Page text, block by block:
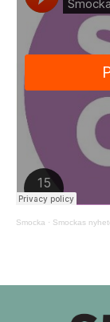
Smocka · Smockas